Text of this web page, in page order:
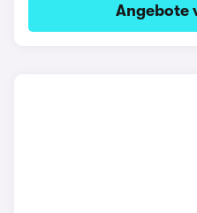
Angebote